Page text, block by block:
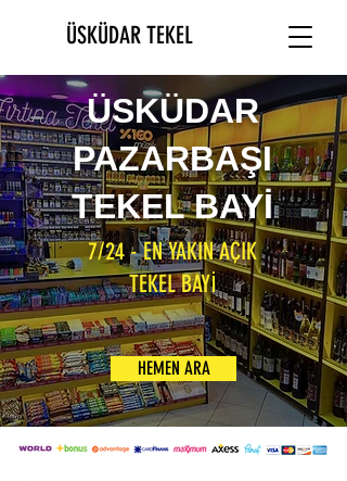
ÜSKÜDAR TEKEL
ÜSKÜDAR
PAZARBAŞI
TEKEL BAYİ
7/24 - EN YAKIN AÇIK
TEKEL BAYİ
HEMEN ARA